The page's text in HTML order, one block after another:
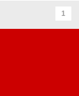
1